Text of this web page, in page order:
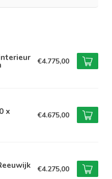
€4.775,00
x €4.675,00
€4.275,00